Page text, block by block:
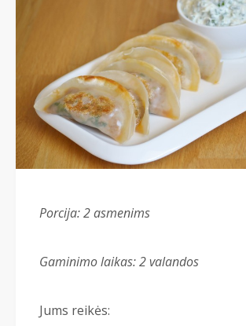
Porcija: 2 asmenims
Gaminimo laikas: 2 valandos
Jums reikės: